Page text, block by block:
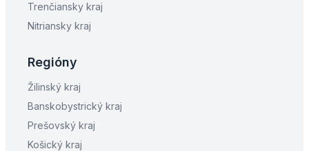
Trenčiansky kraj
Nitriansky kraj
Regióny
Žilinský kraj
Banskobystrický kraj
Prešovský kraj
Košický kraj